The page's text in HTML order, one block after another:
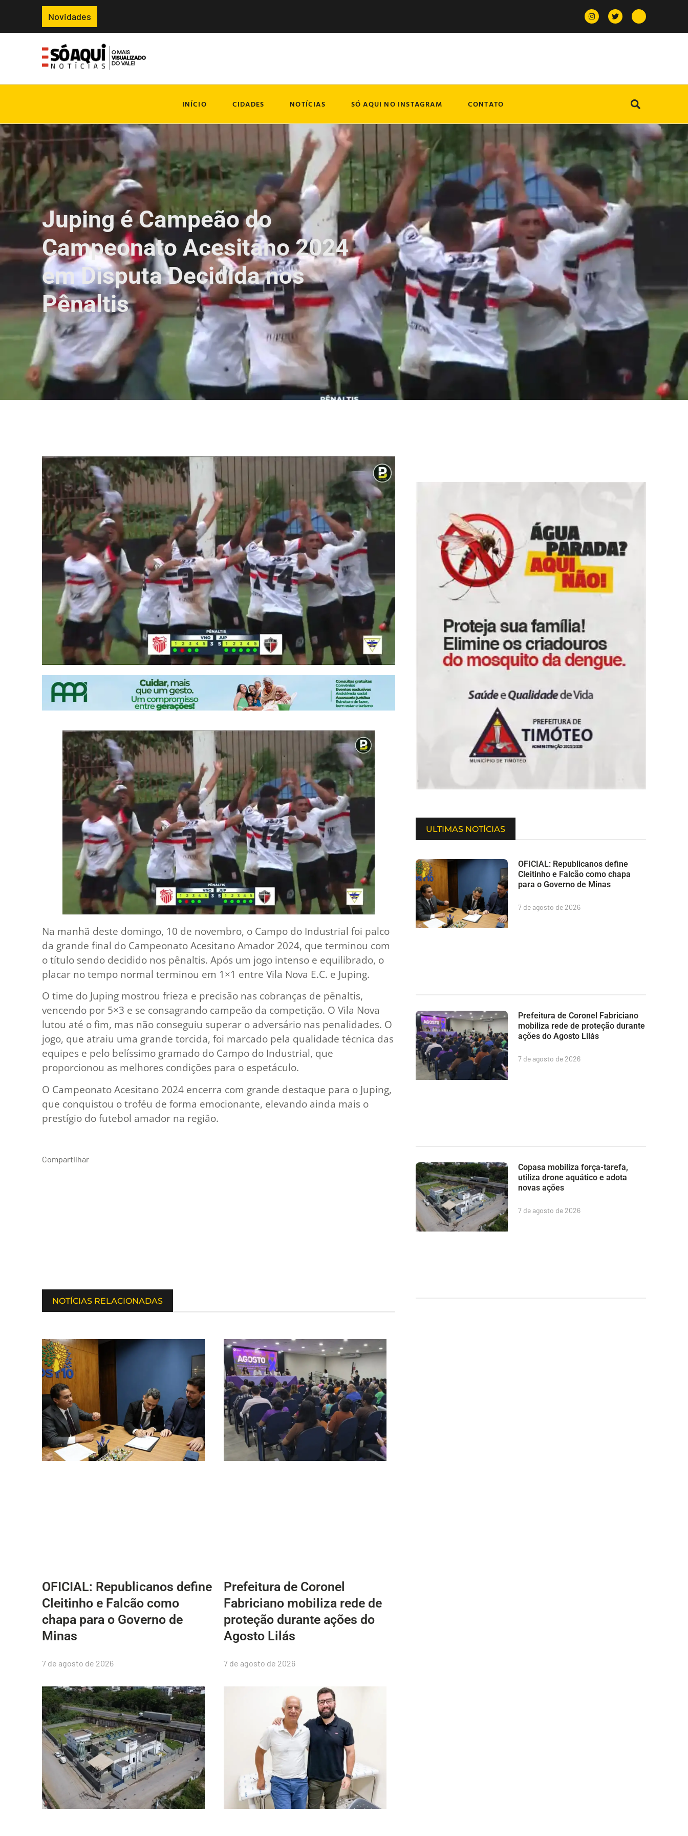
Novidades
INÍCIO CIDADES NOTÍCIAS SÓ AQUI NO INSTAGRAM CONTATO
Juping é Campeão do
Campeonato Acesitano 2024
em Disputa Decidida nos
Pênaltis
Na manhã deste domingo, 10 de novembro, o Campo do Industrial foi palco
da grande final do Campeonato Acesitano Amador 2024, que terminou com
o título sendo decidido nos pênaltis. Após um jogo intenso e equilibrado, o
placar no tempo normal terminou em 1×1 entre Vila Nova E.C. e Juping.
O time do Juping mostrou frieza e precisão nas cobranças de pênaltis,
vencendo por 5×3 e se consagrando campeão da competição. O Vila Nova
lutou até o fim, mas não conseguiu superar o adversário nas penalidades. O
jogo, que atraiu uma grande torcida, foi marcado pela qualidade técnica das
equipes e pelo belíssimo gramado do Campo do Industrial, que
proporcionou as melhores condições para o espetáculo.
O Campeonato Acesitano 2024 encerra com grande destaque para o Juping,
que conquistou o troféu de forma emocionante, elevando ainda mais o
prestígio do futebol amador na região.
Compartilhar
NOTÍCIAS RELACIONADAS
OFICIAL: Republicanos define
Cleitinho e Falcão como
chapa para o Governo de
Minas
7 de agosto de 2026
Prefeitura de Coronel
Fabriciano mobiliza rede de
proteção durante ações do
Agosto Lilás
7 de agosto de 2026
ULTIMAS NOTÍCIAS
OFICIAL: Republicanos define
Cleitinho e Falcão como chapa
para o Governo de Minas
7 de agosto de 2026
Prefeitura de Coronel Fabriciano
mobiliza rede de proteção durante
ações do Agosto Lilás
7 de agosto de 2026
Copasa mobiliza força-tarefa,
utiliza drone aquático e adota
novas ações
7 de agosto de 2026